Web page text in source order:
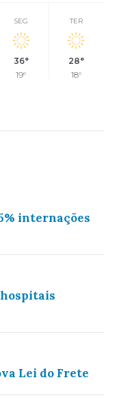
SEG
36°
19°
TER
28°
18°
internações
hospitais
Lei do Frete